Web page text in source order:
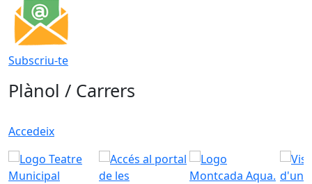
Subscriu-te
Plànol / Carrers
Accedeix